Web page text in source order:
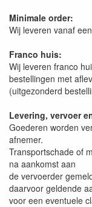
Minimale order:
Wij leveren vanaf
Franco huis:
Wij leveren franco
bestellingen met
(uitgezonderd
Levering, vervoer
Goederen worden
afnemer.
Transportschade of
na aankomst aan
de vervoerder
daarvoor geldende
voor een eventuele